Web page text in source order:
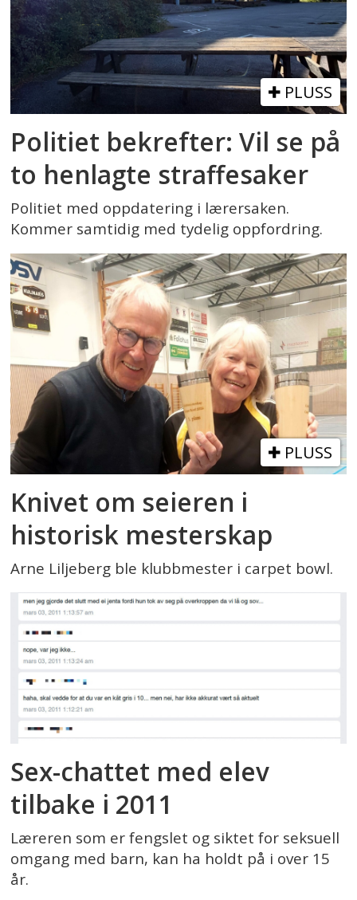
PLUSS
Politiet bekrefter: Vil se på
to henlagte straffesaker
Politiet med oppdatering i lærersaken.
Kommer samtidig med tydelig oppfordring.
PLUSS
Knivet om seieren i
historisk mesterskap
Arne Liljeberg ble klubbmester i carpet bowl.
Sex-chattet med elev
tilbake i 2011
Læreren som er fengslet og siktet for seksuell
omgang med barn, kan ha holdt på i over 15
år.